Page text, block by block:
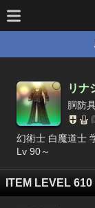
リナ
胴防
幻術士 白魔道士
Lv 90～
ITEM LEVEL 610